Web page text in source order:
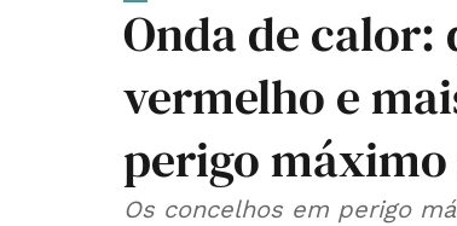
Onda de
vermelho e
perigo
Os concelhos em perigo